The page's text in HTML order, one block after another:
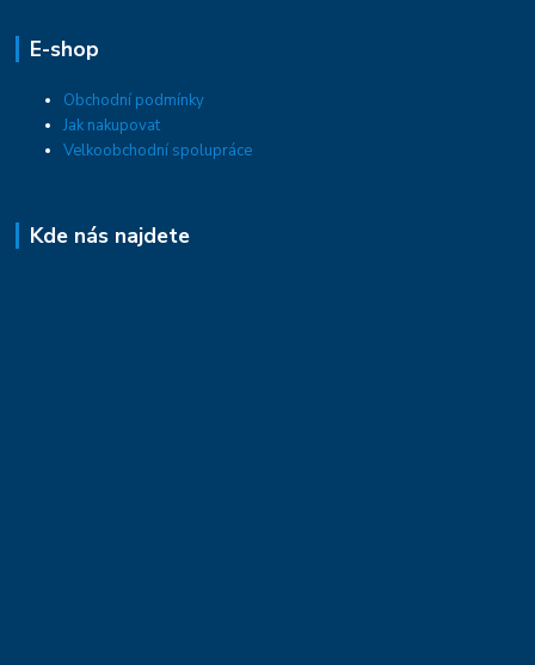
E-shop
Obchodní podmínky
Jak nakupovat
Velkoobchodní spolupráce
Kde nás najdete